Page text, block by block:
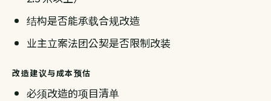
结构是否能承载合规改造
业主立案法团公契是否限制改装
改造建议与成本预估
必须改造的项目清单